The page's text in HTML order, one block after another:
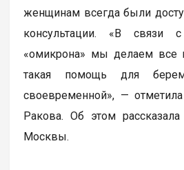
женщинам всегда были
консультации. «В связи с
«омикрона» мы делаем все
такая помощь для
своевременной», —
Ракова. Об этом
Москвы.